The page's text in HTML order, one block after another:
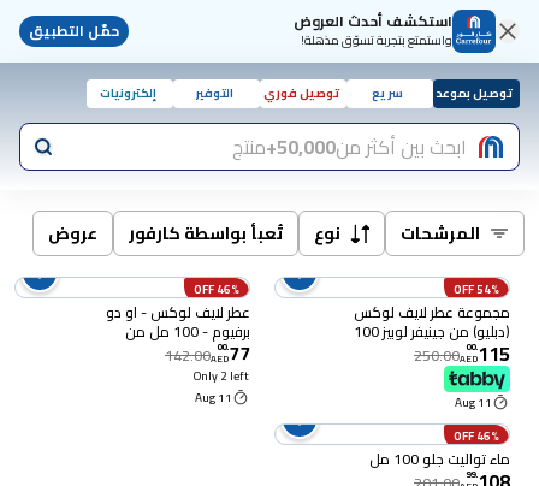
استكشف أحدث العروض
واستمتع بتجربة تسوّق مذهلة! حمّل التطبيق
توصيل بموعد سريع توصيل فوري التوفير إلكترونيات
ابحث بين أكثر من50,000+ منتج
المرشحات نوع تُعبأ بواسطة كارفور عروض
54% OFF
مجموعة عطر لايف لوكس
(دبليو) من جينيفر لوبيز 100
مل+75 مل+عطر اس جي
115
.
00
AED
250.00
11 Aug
46% OFF
عطر لايف لوكس - او دو
برفيوم - 100 مل من
جينيفر لوبيز
77
.
00
AED
142.00
Only 2 left
11 Aug
46% OFF
ماء تواليت جلو 100 مل
.
99